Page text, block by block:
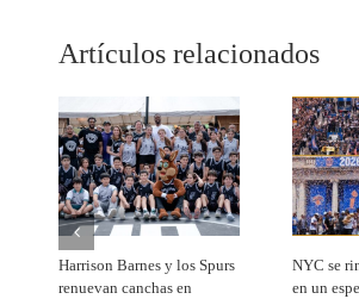
Artículos relacionados
Harrison Barnes y los Spurs
renuevan canchas en
NYC se
en un